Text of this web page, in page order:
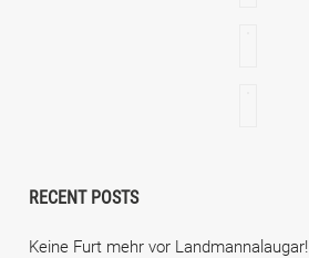
RECENT POSTS
Keine Furt mehr vor Landmannalaugar!